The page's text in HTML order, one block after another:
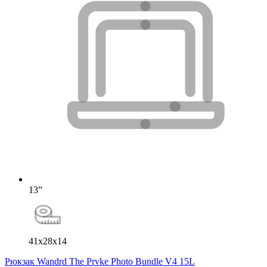
13”
41x28x14
Рюкзак Wandrd The Prvke Photo Bundle V4 15L